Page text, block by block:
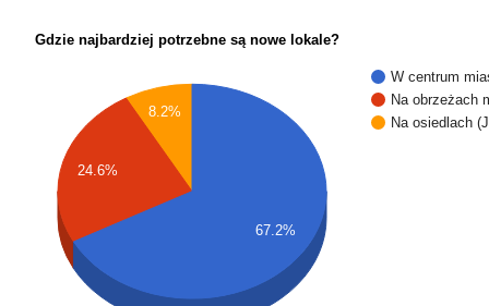
Gdzie najbardziej potrzebne są nowe lokale?
W centrum
Na obrzeżach
Na osiedlach
8.2%
24.6%
67.2%